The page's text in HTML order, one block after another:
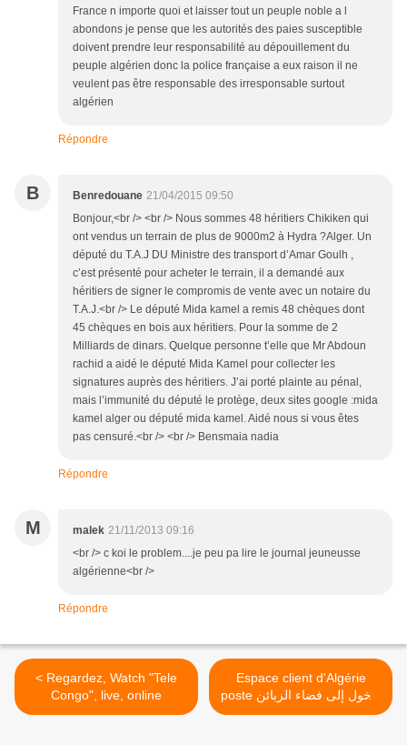
France n importe quoi et laisser tout un peuple noble a l
abondons je pense que les autorités des paies susceptible
doivent prendre leur responsabilité au dépouillement du
peuple algérien donc la police française a eux raison il ne
veulent pas être responsable des irresponsable surtout
algérien
Répondre
B Benredouane 21/04/2015 09:50
Bonjour,<br /> <br /> Nous sommes 48 héritiers Chikiken qui
ont vendus un terrain de plus de 9000m2 à Hydra ?Alger. Un
député du T.A.J DU Ministre des transport d’Amar Goulh ,
c’est présenté pour acheter le terrain, il a demandé aux
héritiers de signer le compromis de vente avec un notaire du
T.A.J.<br /> Le député Mida kamel a remis 48 chèques dont
45 chèques en bois aux héritiers. Pour la somme de 2
Milliards de dinars. Quelque personne t’elle que Mr Abdoun
rachid a aidé le député Mida Kamel pour collecter les
signatures auprès des héritiers. J’ai porté plainte au pénal,
mais l’immunité du député le protège, deux sites google :mida
kamel alger ou député mida kamel. Aidé nous si vous êtes
pas censuré.<br /> <br /> Bensmaia nadia
Répondre
M malek 21/11/2013 09:16
<br /> c koi le problem....je peu pa lire le journal jeuneusse
algérienne<br />
Répondre
< Regardez, Watch "Tele
Congo", live, online
Espace client d'Algérie
poste لدخول إلى فضاء الزبائن
والاطلاع على الخدمات الجديدة